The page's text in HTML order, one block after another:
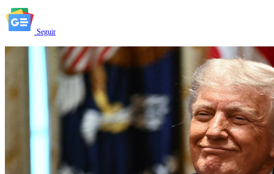
Seguir